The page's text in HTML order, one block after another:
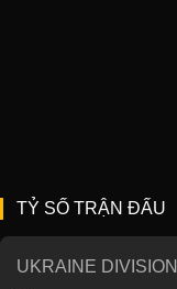
TỶ SỐ TRẬN ĐẤU
UKRAINE